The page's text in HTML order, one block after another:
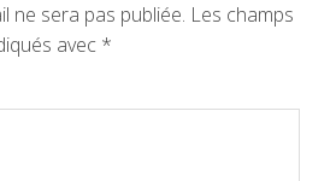
ne sera pas publiée. Les champs
avec *